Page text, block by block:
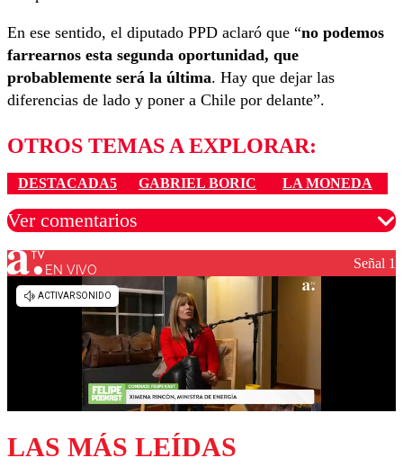
En ese sentido, el diputado PPD aclaró que “no podemos
farrearnos esta segunda oportunidad, que
probablemente será la última. Hay que dejar las
diferencias de lado y poner a Chile por delante”.
OTROS TEMAS A EXPLORAR:
DESTACADA5 GABRIEL BORIC LA MONEDA
Ver comentarios
Los comentarios son moderados para garantizar un
diálogo respetuoso.
EN VIVO Señal 1
LAS MÁS LEÍDAS